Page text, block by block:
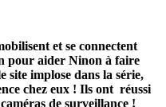
et se connectent
pour aider Ninon à faire
site implose dans la série,
chez eux ! Ils ont réussi
de surveillance !